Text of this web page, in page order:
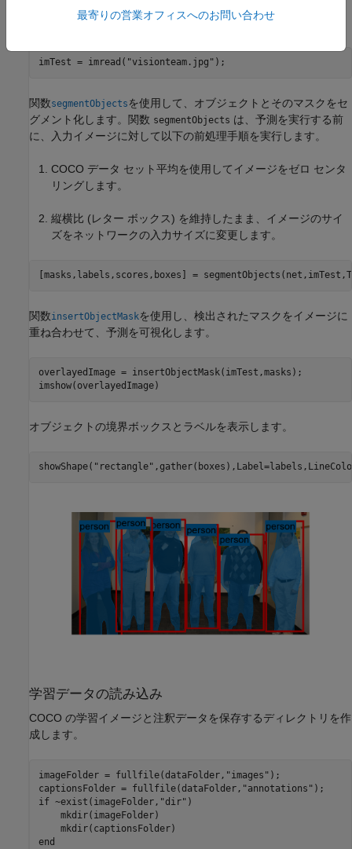
取ります。
imTest = imread( "visionteam.jpg" );
関数segmentObjects を使用して、オブジェクトとそのマスクをセ
グメント化します。関数 segmentObjects は、予測を実行する前
に、入力イメージに対して以下の前処理手順を実行します。
COCO データ セット平均を使用してイメージをゼロ センタ
リングします。
縦横比 (レター ボックス) を維持したまま、イメージのサイ
ズをネットワークの入力サイズに変更します。
[masks,labels,scores,boxes] =
関数insertObjectMaskを使用し、検出されたマスクをイメージに
重ね合わせて、予測を可視化します。
overlayedImage = insertObjectMask(imTest,masks);
imshow(overlayedImage)
オブジェクトの境界ボックスとラベルを表示します。
showShape( "rectangle"
学習データの読み込み
COCO の学習イメージと注釈データを保存するディレクトリを作
成します。
imageFolder = fullfile(dataFolder, "images" );
captionsFolder = fullfile(dataFolder, "annotations"
if ~exist(imageFolder, "dir" )
    mkdir(imageFolder)
end
最寄りの営業オフィスへのお問い合わせ